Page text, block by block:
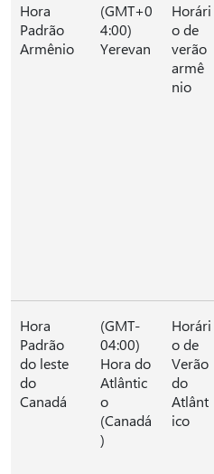
Hora
Padrão
Armênio
(GMT+0
4:00)
Yerevan
Horári
o de
verão
armê
nio
Hora
Padrão
do leste
do
Canadá
(GMT-
04:00)
Hora do
Atlântic
o
(Canadá
)
Horári
o de
Verão
do
Atlânt
ico